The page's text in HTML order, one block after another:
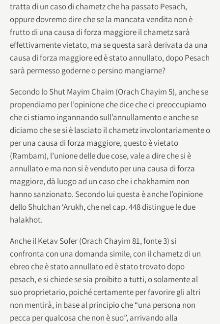
tratta di un caso di chametz che ha passato Pesach,
oppure dovremo dire che se la mancata vendita non è
frutto di una causa di forza maggiore il chametz sarà
effettivamente vietato, ma se questa sarà derivata da una
causa di forza maggiore ed è stato annullato, dopo Pesach
sarà permesso goderne o persino mangiarne?
Secondo lo Shut Mayim Chaim (Orach Chayim 5), anche se
propendiamo per l’opinione che dice che ci preoccupiamo
che ci stiamo ingannando sull’annullamento e anche se
diciamo che se si è lasciato il chametz involontariamente o
per una causa di forza maggiore, questo è vietato
(Rambam), l’unione delle due cose, vale a dire che si è
annullato e ma non si è venduto per una causa di forza
maggiore, dà luogo ad un caso che i chakhamim non
hanno sanzionato. Secondo lui questa è anche l’opinione
dello Shulchan ‘Arukh, che nel cap. 448 distingue le due
halakhot.
Anche il Ketav Sofer (Orach Chayim 81, fonte 3) si
confronta con una domanda simile, con il chametz di un
ebreo che è stato annullato ed è stato trovato dopo
pesach, e si chiede se sia proibito a tutti, o solamente al
suo proprietario, poiché certamente per favorire gli altri
non mentirà, in base al principio che “una persona non
pecca per qualcosa che non è suo”, arrivando alla